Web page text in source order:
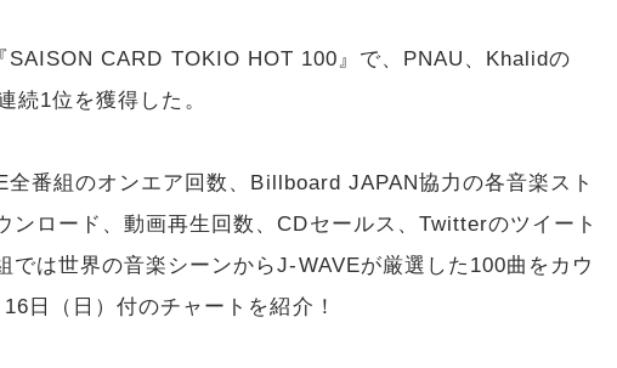
SAISON CARD TOKIO HOT 100』で、PNAU、Khalidの
続1位を獲得した。
全番組のオンエア回数、Billboard JAPAN協力の各音楽スト
ンロード、動画再生回数、CDセールス、Twitterのツイート
では世界の音楽シーンからJ-WAVEが厳選した100曲をカウ
日（日）付のチャートを紹介！